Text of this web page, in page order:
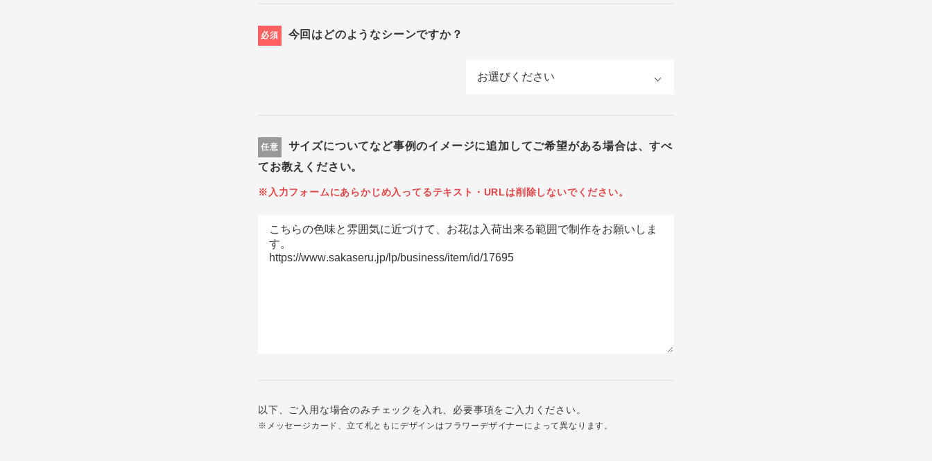
必須 今回はどのようなシーンですか？
任意
サイズについてなど事例のイメージに追加してご希望がある場合は、すべ
てお教えください。
※入力フォームにあらかじめ入ってるテキスト・URLは削除しないでください。
以下、ご入用な場合のみチェックを入れ、必要事項をご入力ください。
※メッセージカード、立て札ともにデザインはフラワーデザイナーによって異なります。